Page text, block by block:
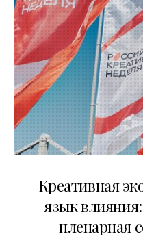
Креативная
язык
пленарная